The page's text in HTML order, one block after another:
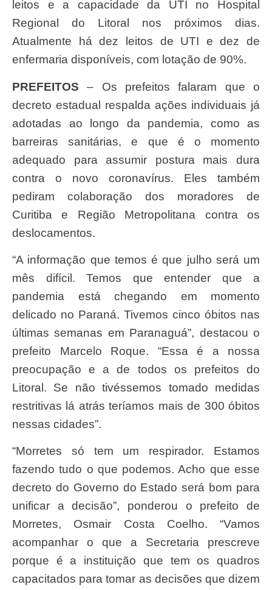
leitos e a capacidade da UTI no Hospital
Regional do Litoral nos próximos dias.
Atualmente há dez leitos de UTI e dez de
enfermaria disponíveis, com lotação de 90%.
PREFEITOS – Os prefeitos falaram que o
decreto estadual respalda ações individuais já
adotadas ao longo da pandemia, como as
barreiras sanitárias, e que é o momento
adequado para assumir postura mais dura
contra o novo coronavírus. Eles também
pediram colaboração dos moradores de
Curitiba e Região Metropolitana contra os
deslocamentos.
“A informação que temos é que julho será um
mês difícil. Temos que entender que a
pandemia está chegando em momento
delicado no Paraná. Tivemos cinco óbitos nas
últimas semanas em Paranaguá”, destacou o
prefeito Marcelo Roque. “Essa é a nossa
preocupação e a de todos os prefeitos do
Litoral. Se não tivéssemos tomado medidas
restritivas lá atrás teríamos mais de 300 óbitos
nessas cidades”.
“Morretes só tem um respirador. Estamos
fazendo tudo o que podemos. Acho que esse
decreto do Governo do Estado será bom para
unificar a decisão”, ponderou o prefeito de
Morretes, Osmair Costa Coelho. “Vamos
acompanhar o que a Secretaria prescreve
porque é a instituição que tem os quadros
capacitados para tomar as decisões que dizem